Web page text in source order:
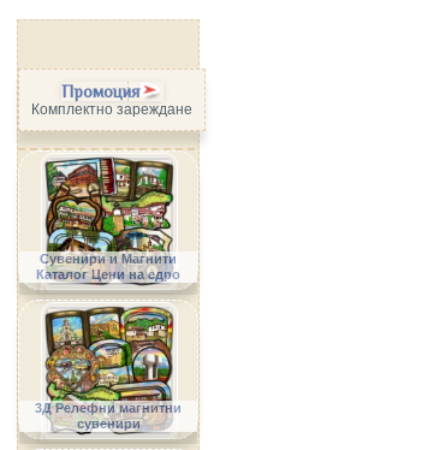
Промоция
Комплектно зареждане
Сувенири и Магнити
Каталог Цени на едро
3Д Релефни магнитни
сувенири